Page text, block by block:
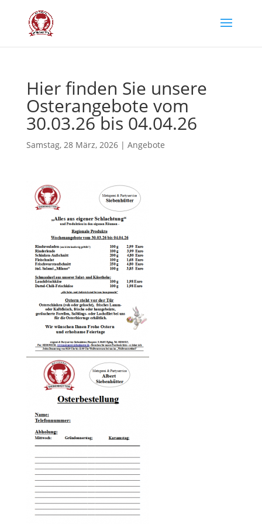
Hier fin­den Sie unse­re
Oster­an­ge­bo­te vom
30.03.26 bis 04.04.26
Samstag, 28 März, 2026| Angebote